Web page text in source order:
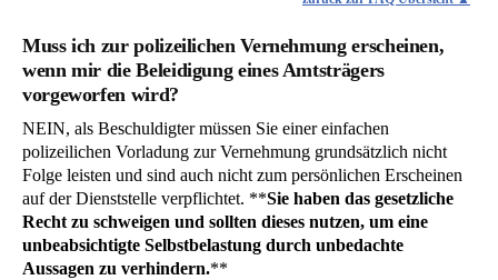
Muss ich zur polizeilichen Vernehmung erscheinen,
wenn mir die Beleidigung eines Amtsträgers
vorgeworfen wird?
NEIN, als Beschuldigter müssen Sie einer einfachen
polizeilichen Vorladung zur Vernehmung grundsätzlich nicht
Folge leisten und sind auch nicht zum persönlichen Erscheinen
auf der Dienststelle verpflichtet. **Sie haben das gesetzliche
Recht zu schweigen und sollten dieses nutzen, um eine
unbeabsichtigte Selbstbelastung durch unbedachte
Aussagen zu verhindern.**